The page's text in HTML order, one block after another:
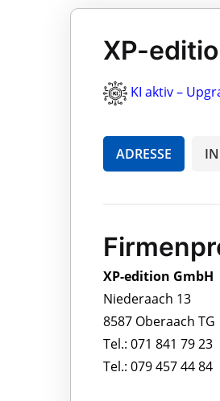
XP-
KI aktiv –
ADRESSE
XP-edition GmbH
Niederaach 13
8587 Oberaach TG
Tel.: 071 841 79 23
Tel.: 079 457 44 84